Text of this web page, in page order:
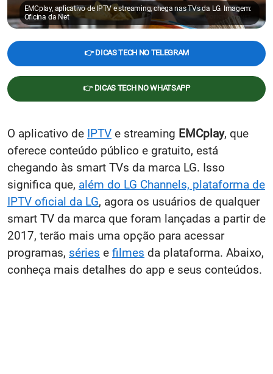
EMCplay, aplicativo de IPTV e streaming, chega nas TVs da LG. Imagem:
Oficina da Net
👉 DICAS TECH NO TELEGRAM
👉 DICAS TECH NO WHATSAPP
O aplicativo de IPTV e streaming EMCplay, que
oferece conteúdo público e gratuito, está
chegando às smart TVs da marca LG. Isso
significa que, além do LG Channels, plataforma de
IPTV oficial da LG, agora os usuários de qualquer
smart TV da marca que foram lançadas a partir de
2017, terão mais uma opção para acessar
programas, séries e filmes da plataforma. Abaixo,
conheça mais detalhes do app e seus conteúdos.